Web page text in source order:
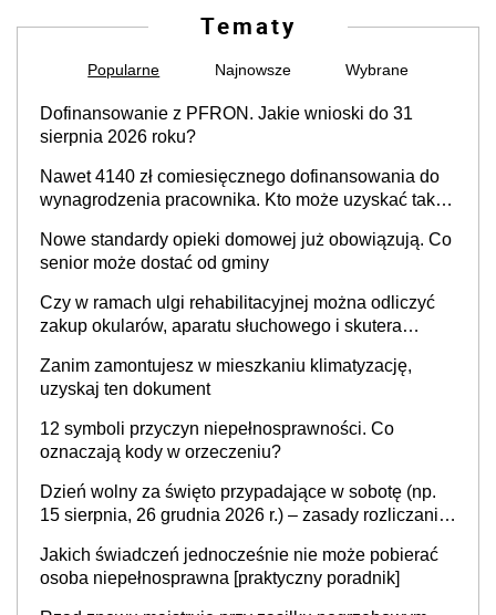
Tematy
Popularne Najnowsze Wybrane
Dofinansowanie z PFRON. Jakie wnioski do 31
sierpnia 2026 roku?
Nawet 4140 zł comiesięcznego dofinansowania do
wynagrodzenia pracownika. Kto może uzyskać takie
Nowe standardy opieki domowej już obowiązują. Co
senior może dostać od gminy
Czy w ramach ulgi rehabilitacyjnej można odliczyć
zakup okularów, aparatu słuchowego i skutera
Zanim zamontujesz w mieszkaniu klimatyzację,
uzyskaj ten dokument
12 symboli przyczyn niepełnosprawności. Co
oznaczają kody w orzeczeniu?
Dzień wolny za święto przypadające w sobotę (np.
15 sierpnia, 26 grudnia 2026 r.) – zasady rozliczania
i administracja publiczna), najczęstsze pytania
Jakich świadczeń jednocześnie nie może pobierać
osoba niepełnosprawna [praktyczny poradnik]